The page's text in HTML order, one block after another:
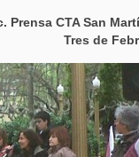
Prensa CTA San
Tres de